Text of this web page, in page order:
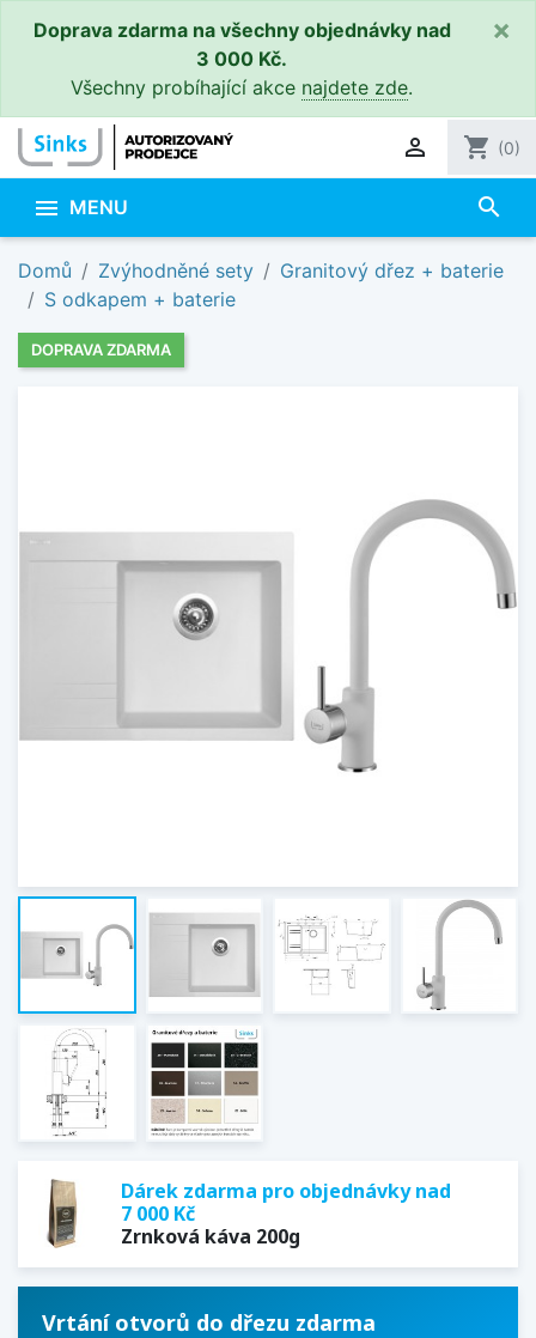
Doprava zdarma na všechny objednávky nad
3 000 Kč.
Všechny probíhající akce najdete zde.
×
 shopping_cart (0)
 MENU search
Domů Zvýhodněné sety
Granitový dřez + baterie
S odkapem + baterie
DOPRAVA ZDARMA
Dárek zdarma pro objednávky nad
7 000 Kč
Zrnková káva 200g
Vrtání otvorů do dřezu zdarma